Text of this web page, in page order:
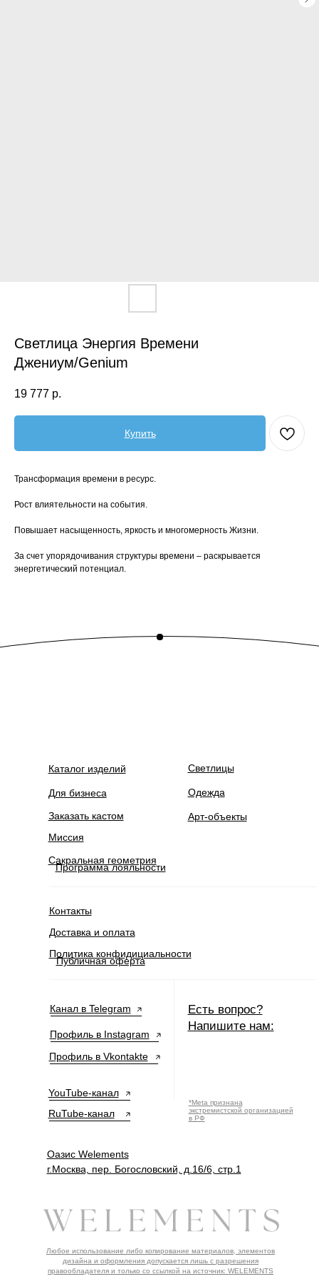
Светлица Энергия Времени
Джениум/Genium
19 777 р.
Купить
Трансформация времени в ресурс.
Рост влиятельности на события.
Повышает насыщенность, яркость и многомерность Жизни.
За счет упорядочивания структуры времени – раскрывается
энергетический потенциал.
Каталог изделий
Оазис Welements
г.Москва, пер. Богословский, д.16/6, стр.1
Для бизнеса
Сакральная геометрия
Программа лояльности
Одежда
Политика конфидициальности
Публичная оферта
Доставка и оплата
Миссия
Арт-объекты
Заказать кастом
Контакты
Профиль в Instagram
Профиль в Vkontakte
*Meta признана
экстремистской организацией
в РФ
Любое использование либо копирование материалов, элементов
дизайна и оформления допускается лишь с разрешения
правообладателя и только со ссылкой на источник: WELEMENTS
Есть вопрос?
Напишите нам:
Канал в Telegram
RuTube-канал
YouTube-канал
Светлицы